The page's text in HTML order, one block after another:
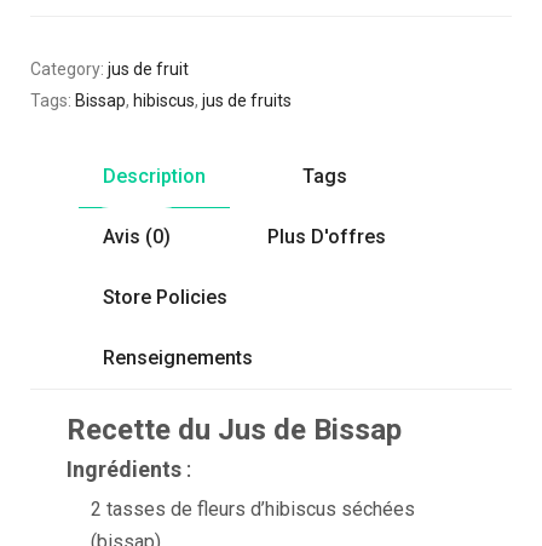
Category: jus de fruit
Tags: Bissap, hibiscus, jus de fruits
Description Tags
Avis (0) Plus D'offres
Store Policies
Renseignements
Recette du Jus de Bissap
Ingrédients :
2 tasses de fleurs d’hibiscus séchées